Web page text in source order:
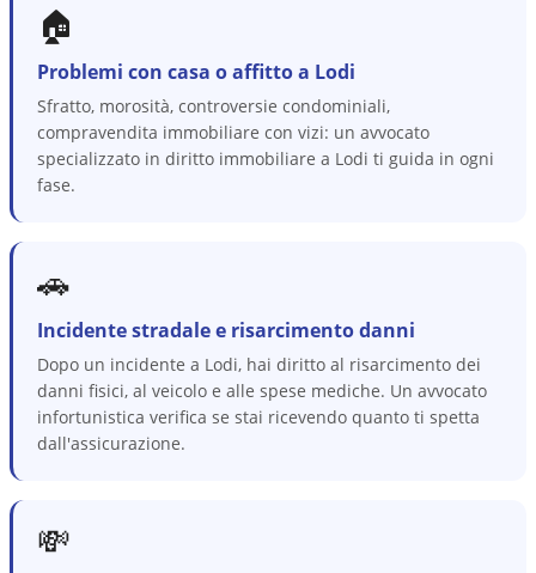
🏠
Problemi con casa o affitto a Lodi
Sfratto, morosità, controversie condominiali,
compravendita immobiliare con vizi: un avvocato
specializzato in diritto immobiliare a Lodi ti guida in ogni
fase.
🚗
Incidente stradale e risarcimento danni
Dopo un incidente a Lodi, hai diritto al risarcimento dei
danni fisici, al veicolo e alle spese mediche. Un avvocato
infortunistica verifica se stai ricevendo quanto ti spetta
dall'assicurazione.
💸